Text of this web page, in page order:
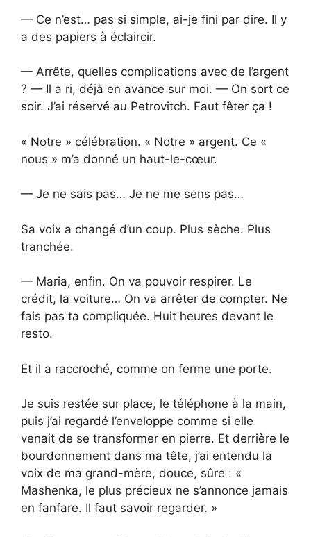
— Ce n’est… pas si simple, ai-je fini par dire. Il y
a des papiers à éclaircir.
— Arrête, quelles complications avec de l’argent
? — Il a ri, déjà en avance sur moi. — On sort ce
soir. J’ai réservé au Petrovitch. Faut fêter ça !
« Notre » célébration. « Notre » argent. Ce «
nous » m’a donné un haut-le-cœur.
— Je ne sais pas… Je ne me sens pas…
Sa voix a changé d’un coup. Plus sèche. Plus
tranchée.
— Maria, enfin. On va pouvoir respirer. Le
crédit, la voiture… On va arrêter de compter. Ne
fais pas ta compliquée. Huit heures devant le
resto.
Et il a raccroché, comme on ferme une porte.
Je suis restée sur place, le téléphone à la main,
puis j’ai regardé l’enveloppe comme si elle
venait de se transformer en pierre. Et derrière le
bourdonnement dans ma tête, j’ai entendu la
voix de ma grand-mère, douce, sûre : «
Mashenka, le plus précieux ne s’annonce jamais
en fanfare. Il faut savoir regarder. »